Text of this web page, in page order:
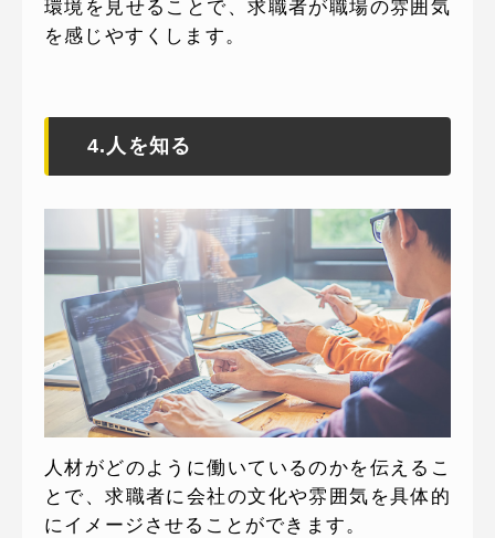
環境を見せることで、求職者が職場の雰囲気
を感じやすくします。
4.人を知る
人材がどのように働いているのかを伝えるこ
とで、求職者に会社の文化や雰囲気を具体的
にイメージさせることができます。